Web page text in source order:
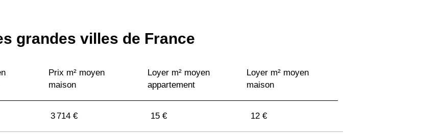
grandes villes de France
Prix m² moyen
maison
Loyer m² moyen
appartement
Loyer m² moyen
maison
3 714 € 15 € 12 €